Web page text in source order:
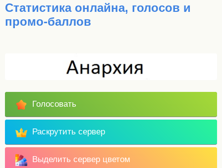
Статистика онлайна, голосов и
промо-баллов
Голосовать
Раскрутить сервер
Выделить сервер цветом